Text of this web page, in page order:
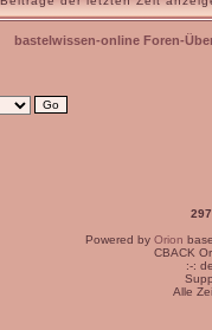
bastelwissen-online Foren-
Powered by Orion
CBACK
:-:
Alle